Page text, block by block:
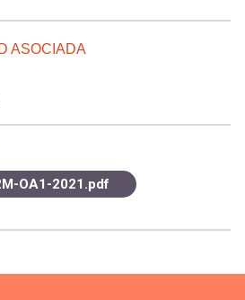
ASOCIADA
OA1-2021.pdf